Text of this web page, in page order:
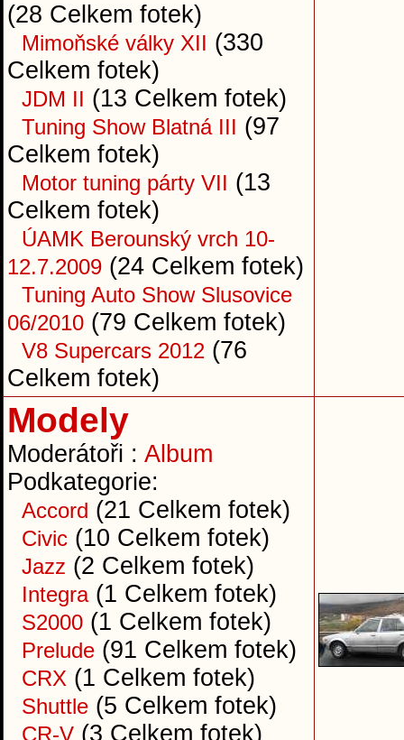
(28 Celkem fotek)
Mimoňské války XII (330
Celkem fotek)
JDM II (13 Celkem fotek)
Tuning Show Blatná III (97
Celkem fotek)
Motor tuning párty VII (13
Celkem fotek)
ÚAMK Berounský vrch 10-
12.7.2009 (24 Celkem fotek)
Tuning Auto Show Slusovice
06/2010 (79 Celkem fotek)
V8 Supercars 2012 (76
Celkem fotek)
Modely
Moderátoři : Album
Podkategorie:
Accord (21 Celkem fotek)
Civic (10 Celkem fotek)
Jazz (2 Celkem fotek)
Integra(1 Celkem fotek)
S2000 (1 Celkem fotek)
Prelude (91 Celkem fotek)
CRX (1 Celkem fotek)
Shuttle (5 Celkem fotek)
CR-V (3 Celkem fotek)